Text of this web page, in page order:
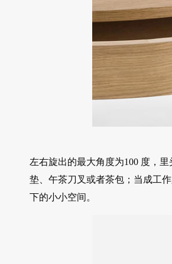
左右旋出的最大角度为100 度，
垫、午茶刀叉或者茶包；当成工
下的小小空间。